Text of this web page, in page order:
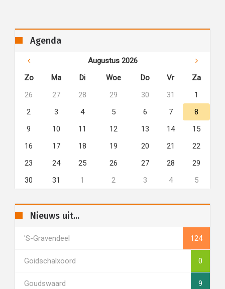
Agenda
Augustus 2026
Zo
Ma Di Woe Do Vr
Za
26
27 28 29 30 31
1
2
3 4 5 6 7
8
9
10 11 12 13 14
15
16
17 18 19 20 21
22
23
24 25 26 27 28
29
30
31 1 2 3 4 5
Nieuws uit...
's-Gravendeel 124
Goidschalxoord 0
Goudswaard 9